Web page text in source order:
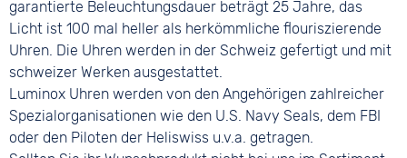
garantierte Beleuchtungsdauer beträgt 25 Jahre, das
Licht ist 100 mal heller als herkömmliche flouriszierende
Uhren. Die Uhren werden in der Schweiz gefertigt und mit
schweizer Werken ausgestattet.
Luminox Uhren werden von den Angehörigen zahlreicher
Spezialorganisationen wie den U.S. Navy Seals, dem FBI
oder den Piloten der Heliswiss u.v.a. getragen.